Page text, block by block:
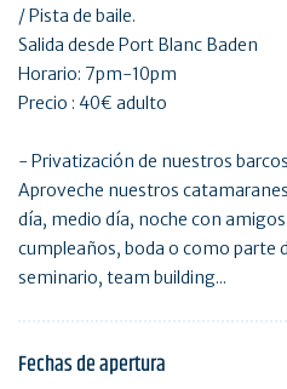
/ Pista de baile.
Salida desde Port Blanc Baden
Horario: 7pm-10pm
Precio : 40€ adulto
- Privatización de nuestros barcos
Aproveche nuestros
día, medio día, noche con amigos
cumpleaños, boda o como parte
seminario, team building...
Fechas de apertura